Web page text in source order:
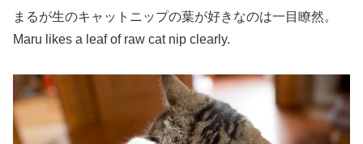
まるが生のキャットニップの葉が好きなのは一目瞭然。
Maru likes a leaf of raw cat nip clearly.